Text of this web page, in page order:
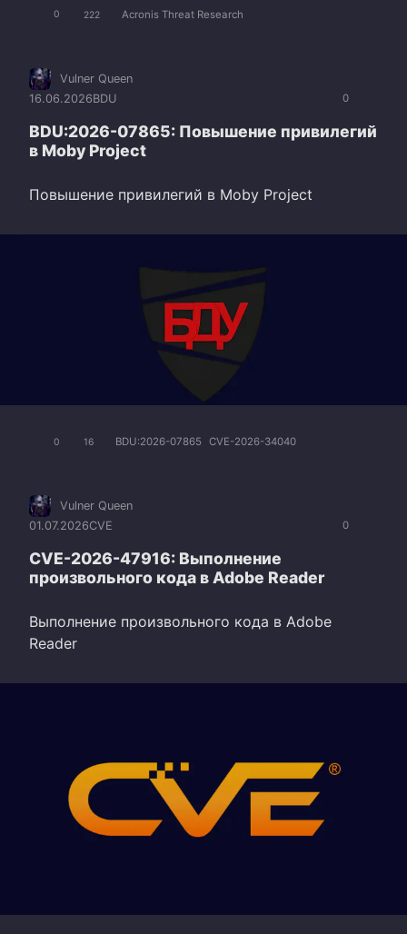
0 222 Acronis Threat Research
0
Vulner Queen
16.06.2026BDU
BDU:2026-07865: Повышение привилегий
в Moby Project
Повышение привилегий в Moby Project
0 16 BDU:2026-07865 CVE-2026-34040
0
Vulner Queen
01.07.2026CVE
CVE-2026-47916: Выполнение
произвольного кода в Adobe Reader
Выполнение произвольного кода в Adobe
Reader